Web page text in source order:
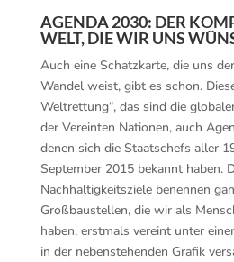
AGENDA 2030: DER
WELT, DIE WIR UNS
Auch eine Schatzkarte, die uns
Wandel weist, gibt es schon.
Weltrettung“, das sind die
der Vereinten Nationen, auch
denen sich die Staatschefs aller
September 2015 bekannt haben.
Nachhaltigkeitsziele benennen
Großbaustellen, die wir als
haben, erstmals vereint unter
in der nebenstehenden Grafik